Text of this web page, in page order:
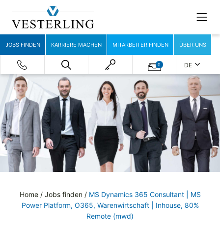
JOBS FINDEN KARRIERE MACHEN MITARBEITER FINDEN ÜBER UNS
0 DE
Home/ Jobs finden/ MS Dynamics 365 Consultant | MS
Power Platform, O365, Warenwirtschaft | Inhouse, 80%
Remote (mwd)